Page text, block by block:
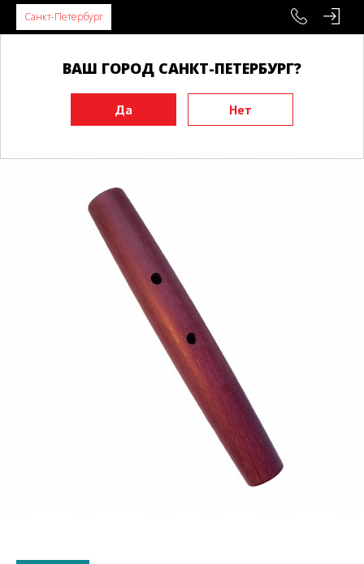
Санкт-Петербург
ВАШ ГОРОД САНКТ-ПЕТЕРБУРГ?
Инвентарь
Тренировочные макеты
Ножи, танто, явара
Явара BUDO 1, амарант